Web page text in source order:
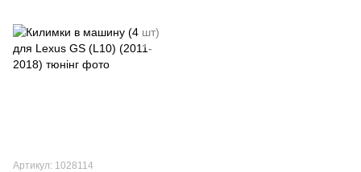
Артикул: 1028114